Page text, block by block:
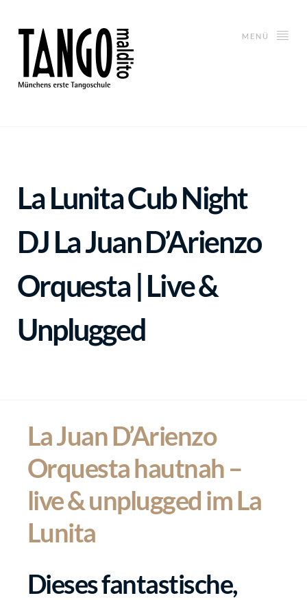
MENÜ
La Lunita Cub Night
DJLa Juan D’Arienzo
Orquesta | Live &
Unplugged
La Juan D’Arienzo
Orquesta hautnah –
live & unplugged im La
Lunita
Dieses fantastische,